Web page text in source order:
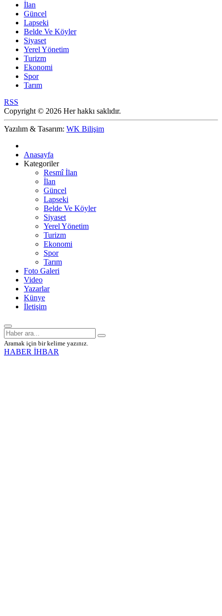
İlan
Güncel
Lapseki
Belde Ve Köyler
Siyaset
Yerel Yönetim
Turizm
Ekonomi
Spor
Tarım
RSS
Copyright © 2026 Her hakkı saklıdır.
Yazılım & Tasarım: WK Bilişim
Anasayfa
Kategoriler
Resmî İlan
İlan
Güncel
Lapseki
Belde Ve Köyler
Siyaset
Yerel Yönetim
Turizm
Ekonomi
Spor
Tarım
Foto Galeri
Video
Yazarlar
Künye
İletişim
Aramak için bir kelime yazınız.
HABER İHBAR